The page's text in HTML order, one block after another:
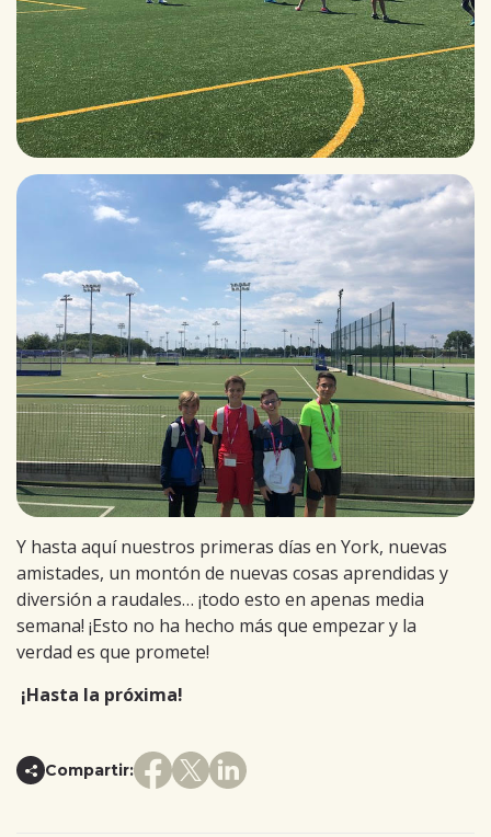
Y hasta aquí nuestros primeras días en York, nuevas
amistades, un montón de nuevas cosas aprendidas y
diversión a raudales… ¡todo esto en apenas media
semana! ¡Esto no ha hecho más que empezar y la
verdad es que promete!
¡Hasta la próxima!
Compartir: